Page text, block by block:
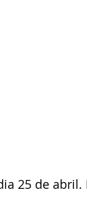
25 de